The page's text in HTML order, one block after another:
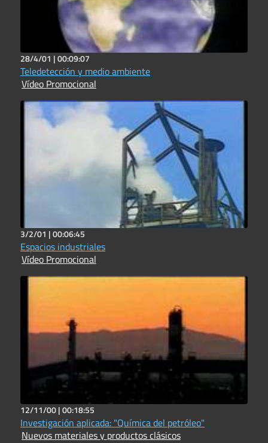
28/4/01 |00:09:07
Teledetección y medio ambiente
Vídeo Promocional
3/2/01 |00:06:45
Espacios industriales
Vídeo Promocional
12/11/00 |00:18:55
Investigación aplicada: "Química del petróleo"
Nuevos materiales y productos clásicos